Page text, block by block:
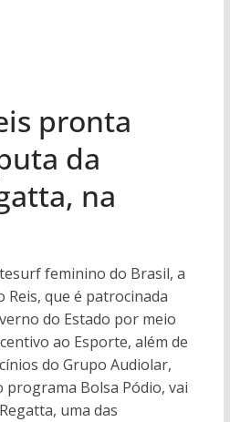
pronta
da
na
feminino do Brasil, a
Reis, que é patrocinada
do Estado por meio
ao Esporte, além de
do Grupo Audiolar,
programa Bolsa Pódio, vai
uma das